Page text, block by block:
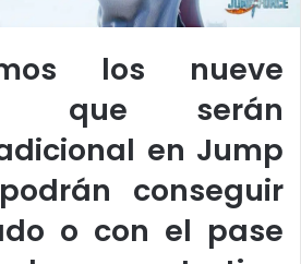
los nueve
que serán
en Jump
conseguir
o con el pase